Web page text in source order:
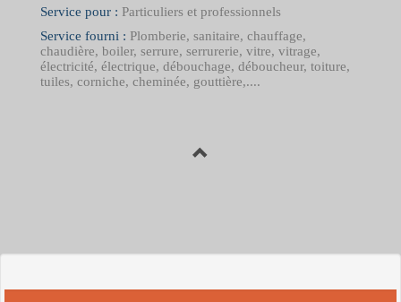
Service pour : Particuliers et professionnels
Service fourni : Plomberie, sanitaire, chauffage,
chaudière, boiler, serrure, serrurerie, vitre, vitrage,
électricité, électrique, débouchage, déboucheur, toiture,
tuiles, corniche, cheminée, gouttière,....